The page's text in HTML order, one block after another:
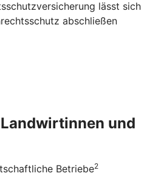
lässt sich
abschließen
und
Betriebe2